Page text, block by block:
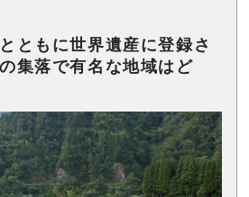
ともに世界遺産に登録さ
集落で有名な地域はど